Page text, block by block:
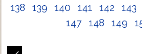
138
139 140 141 142 143
147
148 149